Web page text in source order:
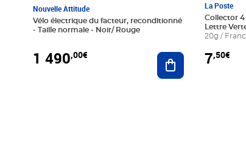
Nouvelle Attitude
Vélo électrique du facteur, reconditionné
- Taille normale - Noir/ Rouge
1 490,00€ Ajouter au panier
La Poste
Collector 4
Lettre
20g /
7,50€